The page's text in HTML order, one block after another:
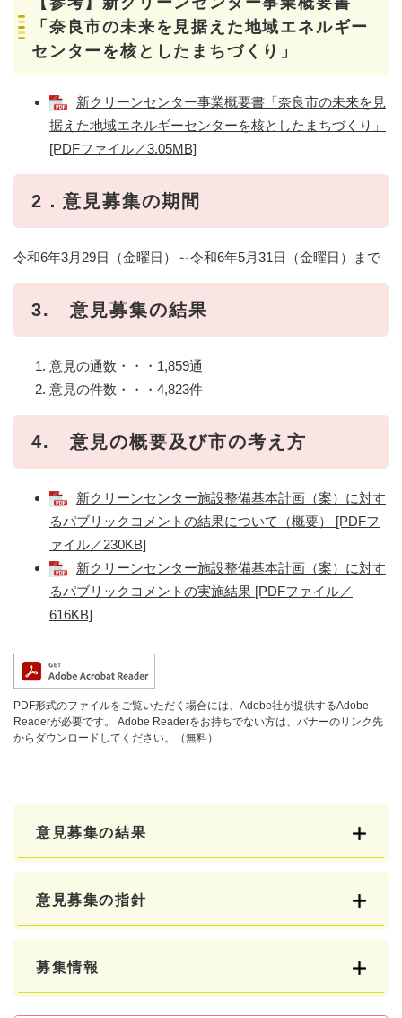
「奈良市の未来を見据えた地域エネルギー
センターを核としたまちづくり」
新クリーンセンター事業概要書「奈良市の未来を見
据えた地域エネルギーセンターを核としたまちづくり」
[PDFファイル／3.05MB]
2．意見募集の期間
令和6年3月29日（金曜日）～令和6年5月31日（金曜日）まで
3. 意見募集の結果
意見の通数・・・1,859通
意見の件数・・・4,823件
4. 意見の概要及び市の考え方
新クリーンセンター施設整備基本計画（案）に対す
るパブリックコメントの結果について（概要） [PDFフ
ァイル／230KB]
新クリーンセンター施設整備基本計画（案）に対す
るパブリックコメントの実施結果 [PDFファイル／
616KB]
PDF形式のファイルをご覧いただく場合には、Adobe社が提供するAdobe
Readerが必要です。
Adobe Readerをお持ちでない方は、バナーのリンク先
からダウンロードしてください。（無料）
意見募集の結果
意見募集の指針
募集情報